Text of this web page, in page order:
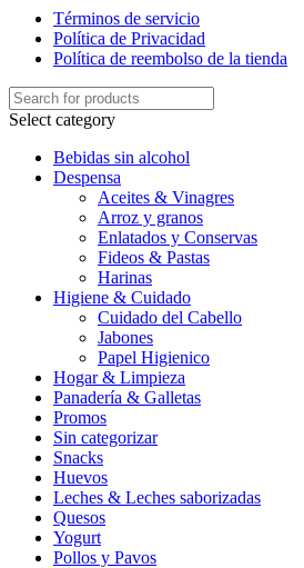
Términos de servicio
Política de Privacidad
Política de reembolso de la tienda
Select category
Bebidas sin alcohol
Despensa
Aceites & Vinagres
Arroz y granos
Enlatados y Conservas
Fideos & Pastas
Harinas
Higiene & Cuidado
Cuidado del Cabello
Jabones
Papel Higienico
Hogar & Limpieza
Panadería & Galletas
Promos
Sin categorizar
Snacks
Huevos
Leches & Leches saborizadas
Quesos
Yogurt
Pollos y Pavos